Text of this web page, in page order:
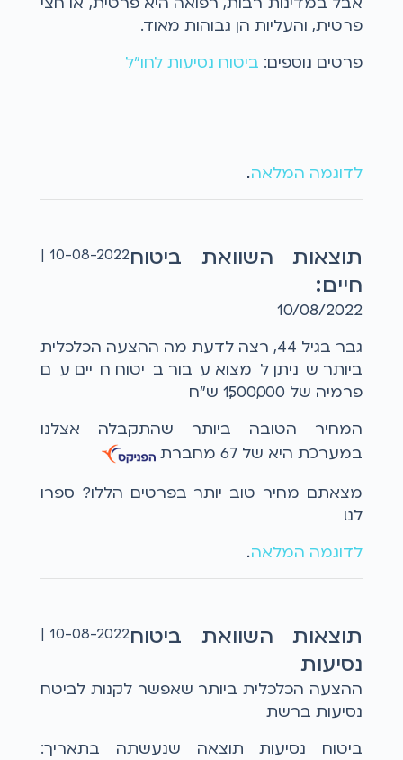
פרטית, והעליות הן גבוהות מאוד.
פרטים נוספים: ביטוח נסיעות לחו"ל
לדוגמה המלאה...
10-08-2022 |תוצאות השוואת ביטוח
חיים:
10/08/2022
גבר בגיל 44, רצה לדעת מה ההצעה הכלכלית
ביותר שניתן למצוא עבור ביטוח חיים עם
פרמיה של 1,500,000 ש"ח
המחיר הטובה ביותר שהתקבלה אצלנו
במערכת היא של 67 מחברת
מצאתם מחיר טוב יותר בפרטים הללו? ספרו
לנו...
לדוגמה המלאה...
10-08-2022 |תוצאות השוואת ביטוח
נסיעות
ההצעה הכלכלית ביותר שאפשר לקנות לביטח
נסיעות ברשת
ביטוח נסיעות תוצאה שנעשתה בתאריך: